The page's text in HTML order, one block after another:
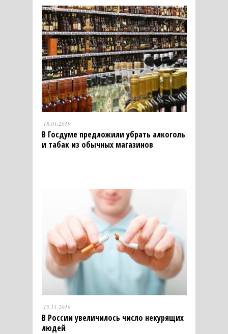
18.01.2019
В Госдуме предложили убрать алкоголь
и табак из обычных магазинов
15.11.2018
В России увеличилось число некурящих
людей